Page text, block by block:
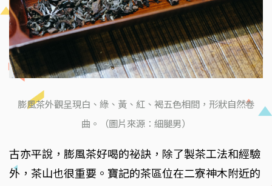
膨風茶外觀呈現白、綠、黃、紅、褐五色相間，形狀自然卷
曲。（圖片來源：細腿男）
古亦平說，膨風茶好喝的祕訣，除了製茶工法和經驗
外，茶山也很重要。寶記的茶區位在二寮神木附近的